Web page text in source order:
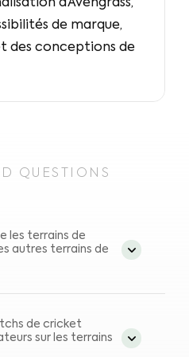
d’Avengrass,
de marque,
des conceptions de
QUESTIONS
les terrains de
autres terrains de
fabriqués avec
par leur qualité
leur terrain
de cricket
sur les terrains